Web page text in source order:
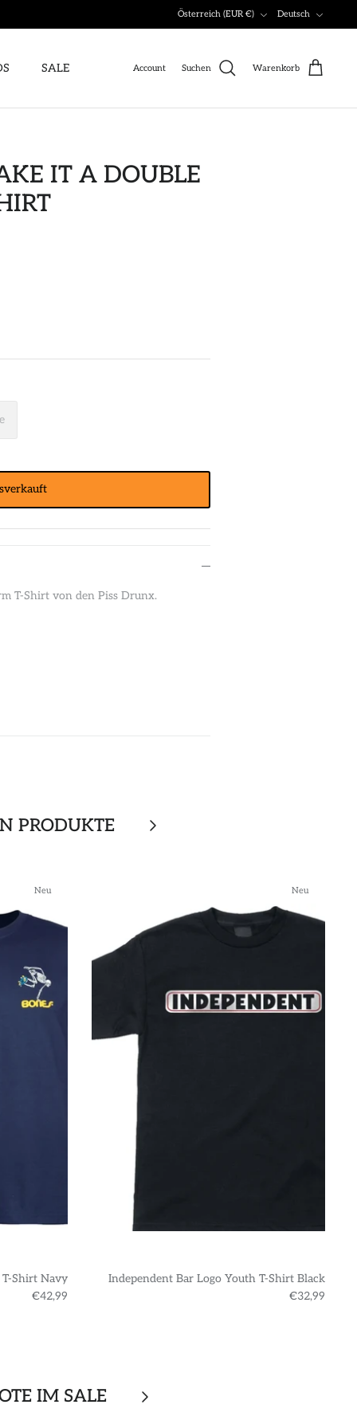
Währung
Österreich (EUR €) Deutsch
SALE Account Suchen Warenkorb
IT A DOUBLE
T-Shirt von den Piss Drunx.
PRODUKTE
Neu
Shirt Navy
€42,99
Neu
Independent Bar Logo Youth T-Shirt Black
€32,99
IM SALE